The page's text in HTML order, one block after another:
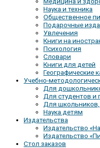
Наука и техника
Общественное
Подарочные
Увлечения
Книги на
Психология
Словари
Книги для детей
Географические
Учебно-
Для
Для студентов и
Для школьников,
Наука детям
Издательства
Издательство
Издательство
Стол заказов